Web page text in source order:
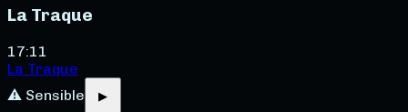
La Traque
17:11
La Traque
⚠ Sensible
▶